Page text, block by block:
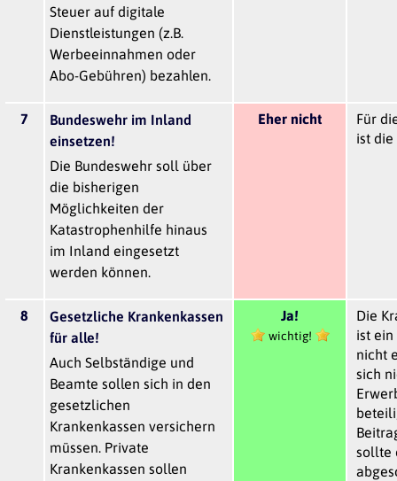
Steuer auf digitale
Dienstleistungen (z.B.
Werbeeinnahmen oder
Abo-Gebühren) bezahlen.
7
Bundeswehr im Inland
einsetzen!
Die Bundeswehr soll über
die bisherigen
Möglichkeiten der
Katastrophenhilfe hinaus
im Inland eingesetzt
werden können.
Eher nicht
Für
ist die
8
Gesetzliche Krankenkassen
für alle!
Auch Selbständige und
Beamte sollen sich in den
gesetzlichen
Krankenkassen versichern
müssen. Private
Krankenkassen sollen
Ja!
wichtig!
Die
ist ein
nicht
sich
sollte